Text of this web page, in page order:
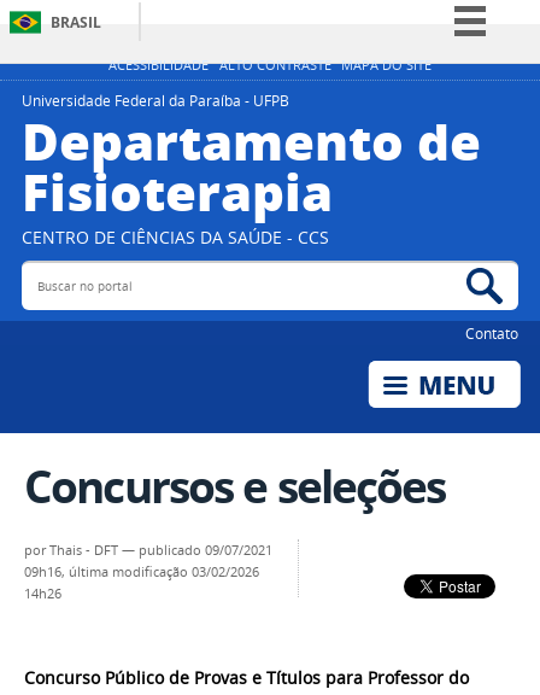
ACESSIBILIDADE ALTO CONTRASTE MAPA DO SITE
BRASIL
Simplifique!
Participe
Universidade Federal da Paraíba - UFPB
Departamento de
Fisioterapia
CENTRO DE CIÊNCIAS DA SAÚDE - CCS
Buscar no portal
Contato
Concursos e seleções
porThais - DFT — publicado 09/07/2021
09h16, última modificação 03/02/2026
14h26
Concurso Público de Provas e Títulos para Professor do